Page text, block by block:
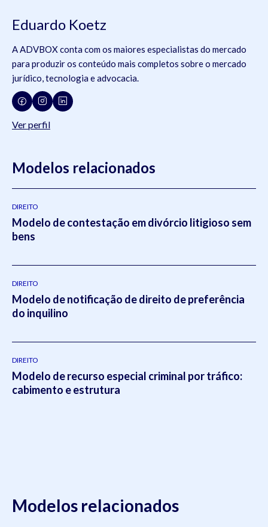
Eduardo Koetz
A ADVBOX conta com os maiores especialistas do mercado
para produzir os conteúdo mais completos sobre o mercado
jurídico, tecnologia e advocacia.
Ver perfil
Modelos relacionados
DIREITO
Modelo de contestação em divórcio litigioso sem
bens
DIREITO
Modelo de notificação de direito de preferência
do inquilino
DIREITO
Modelo de recurso especial criminal por tráfico:
cabimento e estrutura
Modelos relacionados